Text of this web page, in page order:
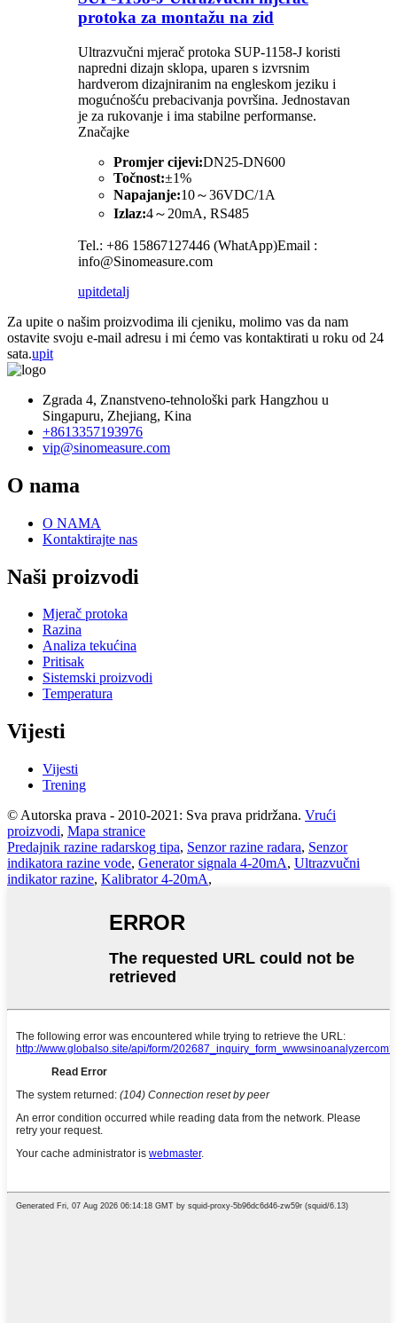
protoka za montažu na zid
Ultrazvučni mjerač protoka SUP-1158-J koristi
napredni dizajn sklopa, uparen s izvrsnim
hardverom dizajniranim na engleskom jeziku i
mogućnošću prebacivanja površina. Jednostavan
je za rukovanje i ima stabilne performanse.
Značajke
Promjer cijevi:DN25-DN600
Točnost:±1%
Napajanje:10～36VDC/1A
Izlaz:4～20mA, RS485
Tel.: +86 15867127446 (WhatApp)Email :
info@Sinomeasure.com
upitdetalj
Za upite o našim proizvodima ili cjeniku, molimo vas da nam
ostavite svoju e-mail adresu i mi ćemo vas kontaktirati u roku od 24
sata.upit
Zgrada 4, Znanstveno-tehnološki park Hangzhou u
Singapuru, Zhejiang, Kina
+8613357193976
vip@sinomeasure.com
O nama
O NAMA
Kontaktirajte nas
Naši proizvodi
Mjerač protoka
Razina
Analiza tekućina
Pritisak
Sistemski proizvodi
Temperatura
Vijesti
Vijesti
Trening
© Autorska prava - 2010-2021: Sva prava pridržana. Vrući
proizvodi, Mapa stranice
Predajnik razine radarskog tipa, Senzor razine radara, Senzor
indikatora razine vode, Generator signala 4-20mA, Ultrazvučni
indikator razine, Kalibrator 4-20mA,